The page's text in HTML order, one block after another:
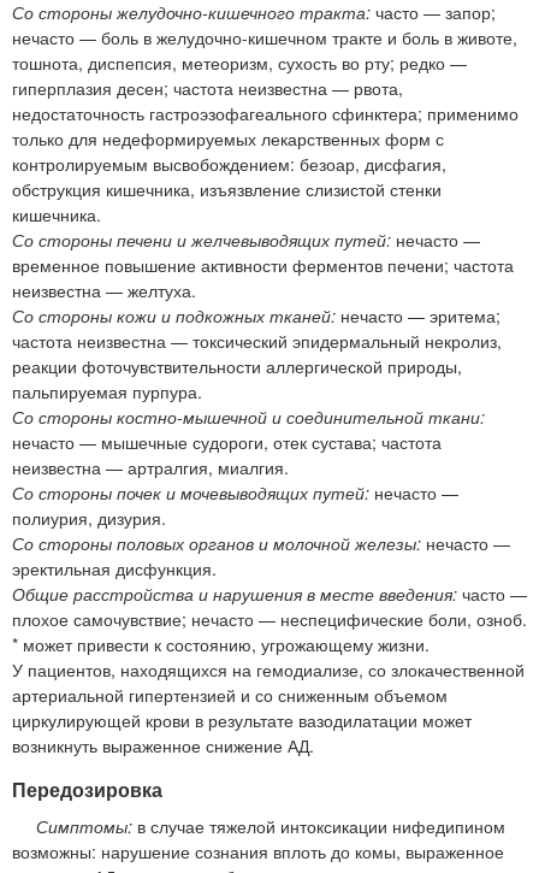
Со стороны желудочно-кишечного тракта: часто — запор;
нечасто — боль в желудочно-кишечном тракте и боль в животе,
тошнота, диспепсия, метеоризм, сухость во рту; редко —
гиперплазия десен; частота неизвестна — рвота,
недостаточность гастроэзофагеального сфинктера; применимо
только для недеформируемых лекарственных форм с
контролируемым высвобождением: безоар, дисфагия,
обструкция кишечника, изъязвление слизистой стенки
кишечника.
Со стороны печени и желчевыводящих путей: нечасто —
временное повышение активности ферментов печени; частота
неизвестна — желтуха.
Со стороны кожи и подкожных тканей: нечасто — эритема;
частота неизвестна — токсический эпидермальный некролиз,
реакции фоточувствительности аллергической природы,
пальпируемая пурпура.
Со стороны костно-мышечной и соединительной ткани:
нечасто — мышечные судороги, отек сустава; частота
неизвестна — артралгия, миалгия.
Со стороны почек и мочевыводящих путей: нечасто —
полиурия, дизурия.
Со стороны половых органов и молочной железы: нечасто —
эректильная дисфункция.
Общие расстройства и нарушения в месте введения: часто —
плохое самочувствие; нечасто — неспецифические боли, озноб.
* может привести к состоянию, угрожающему жизни.
У пациентов, находящихся на гемодиализе, со злокачественной
артериальной гипертензией и со сниженным объемом
циркулирующей крови в результате вазодилатации может
возникнуть выраженное снижение АД.
Передозировка
Симптомы: в случае тяжелой интоксикации нифедипином
возможны: нарушение сознания вплоть до комы, выраженное